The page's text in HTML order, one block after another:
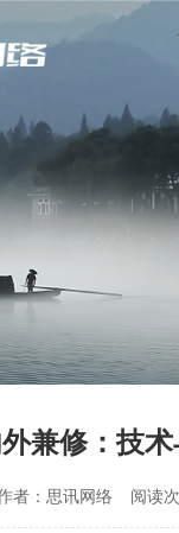
兼修：技
者：思讯网络 阅读